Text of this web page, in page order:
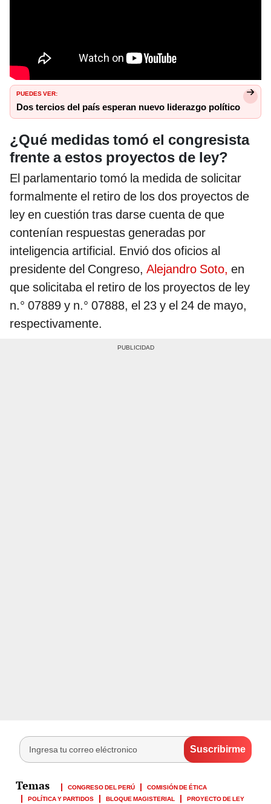
PUEDES VER:
Dos tercios del país esperan nuevo liderazgo político
¿Qué medidas tomó el congresista
frente a estos proyectos de ley?
El parlamentario tomó la medida de solicitar
formalmente el retiro de los dos proyectos de
ley en cuestión tras darse cuenta de que
contenían respuestas generadas por
inteligencia artificial. Envió dos oficios al
presidente del Congreso, Alejandro Soto, en
que solicitaba el retiro de los proyectos de ley
n.° 07889 y n.° 07888, el 23 y el 24 de mayo,
respectivamente.
CONGRESO DEL PERÚ
COMISIÓN DE ÉTICA
POLÍTICA Y PARTIDOS
BLOQUE MAGISTERIAL PROYECTO DE LEY